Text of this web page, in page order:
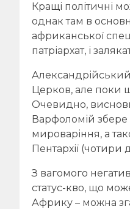
Кращі політичні
однак там в
африканської
патріархат, і
Церков, але поки
Очевидно,
Варфоломій
мироваріння, а
Пентархії (чотири
З вагомого
статус-кво, що
Африку – можна